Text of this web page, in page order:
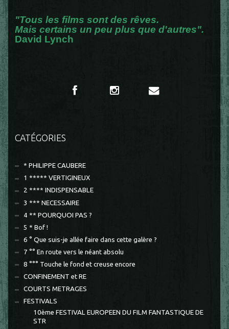
"Tous les films sont des rêves.
Mais certains un peu plus que d'autres".
David Lynch
CATÉGORIES
* PHILIPPE CAUBERE
1 ***** VERTIGINEUX
2 **** INDISPENSABLE
3 *** NECESSAIRE
4 ** POURQUOI PAS ?
5 * Bof !
6 ° Que suis-je allée faire dans cette galère ?
7 °° En route vers le néant absolu
8 °°° Touche le fond et creuse encore
CONFINEMENT et RE
COURTS METRAGES
FESTIVALS
10ème FESTIVAL EUROPEEN DU FILM FANTASTIQUE DE
STR